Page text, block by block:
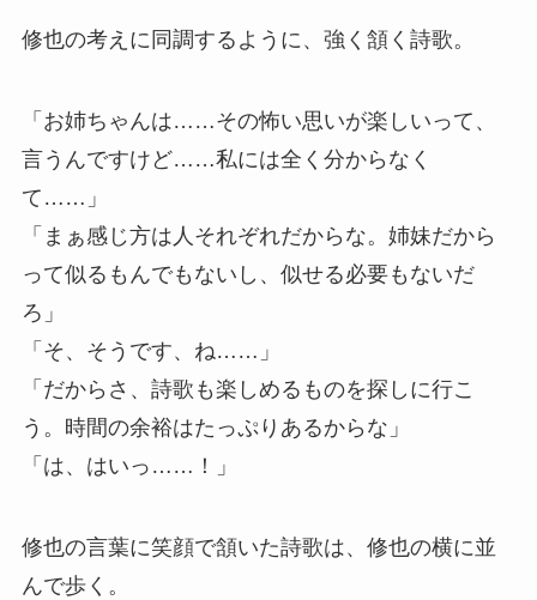
修也の考えに同調するように、強く頷く詩歌。
「お姉ちゃんは……その怖い思いが楽しいって、
言うんですけど……私には全く分からなく
て……」
「まぁ感じ方は人それぞれだからな。姉妹だから
って似るもんでもないし、似せる必要もないだ
ろ」
「そ、そうです、ね……」
「だからさ、詩歌も楽しめるものを探しに行こ
う。時間の余裕はたっぷりあるからな」
「は、はいっ……！」
修也の言葉に笑顔で頷いた詩歌は、修也の横に並
んで歩く。